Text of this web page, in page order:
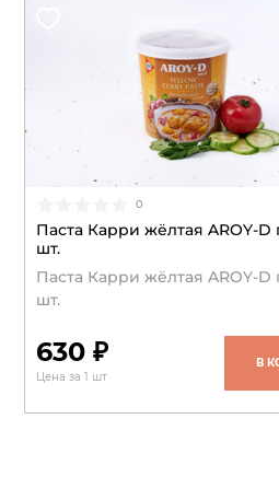
0
Паста Карри жёлтая AROY-D
шт.
Паста Карри жёлтая AROY-D
шт.
630 ₽
Цена за 1 шт
В